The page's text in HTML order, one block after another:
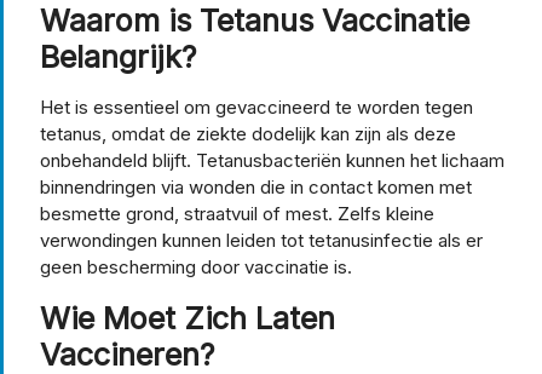
Waarom is Tetanus Vaccinatie
Belangrijk?
Het is essentieel om gevaccineerd te worden tegen
tetanus, omdat de ziekte dodelijk kan zijn als deze
onbehandeld blijft. Tetanusbacteriën kunnen het lichaam
binnendringen via wonden die in contact komen met
besmette grond, straatvuil of mest. Zelfs kleine
verwondingen kunnen leiden tot tetanusinfectie als er
geen bescherming door vaccinatie is.
Wie Moet Zich Laten
Vaccineren?